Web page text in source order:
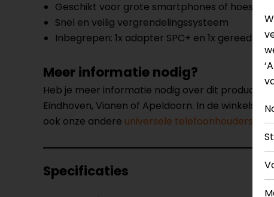
Geschikt voor grote smartphones of hoesjes
Snel en veilig vergrendelingssysteem
Inbegrepen: 1x adapter SPC+ en 1x
Meer informatie nodig?
Heb je meer informatie nodig over dit product?
Eindhoven, Vianen of Apeldoorn. In de winkels
ook onze andere universele telefoonhouders.
Specificaties